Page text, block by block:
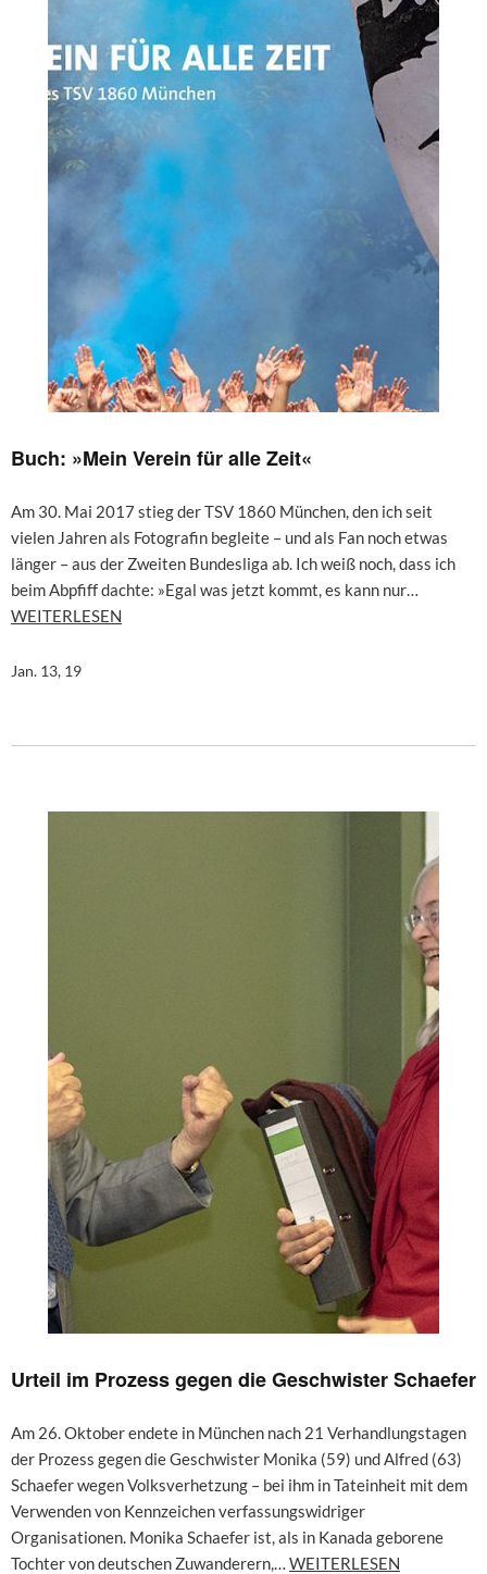
Buch: »Mein Verein für alle Zeit«
Am 30. Mai 2017 stieg der TSV 1860 München, den ich seit
vielen Jahren als Fotografin begleite – und als Fan noch etwas
länger – aus der Zweiten Bundesliga ab. Ich weiß noch, dass ich
beim Abpfiff dachte: »Egal was jetzt kommt, es kann nur…
WEITERLESEN
Jan. 13, 19
Urteil im Prozess gegen die Geschwister Schaefer
Am 26. Oktober endete in München nach 21 Verhandlungstagen
der Prozess gegen die Geschwister Monika (59) und Alfred (63)
Schaefer wegen Volksverhetzung – bei ihm in Tateinheit mit dem
Verwenden von Kennzeichen verfassungswidriger
Organisationen. Monika Schaefer ist, als in Kanada geborene
Tochter von deutschen Zuwanderern,… WEITERLESEN